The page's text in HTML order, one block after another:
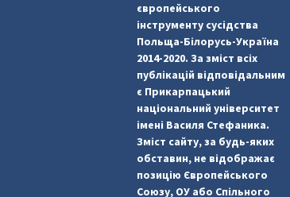
європейського
інструменту сусідства
Польща-Білорусь-Україна
2014-2020. За зміст всіх
публікацій відповідальним
є Прикарпацький
національний університет
імені Василя Стефаника.
Зміст сайту, за будь-яких
обставин, не відображає
позицію Європейського
Союзу, ОУ або Спільного